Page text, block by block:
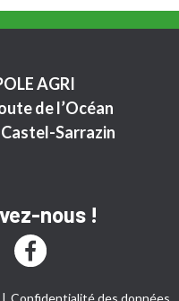
AGRI
de l’Océan
Sarrazin
nous !
Confidentialité des données